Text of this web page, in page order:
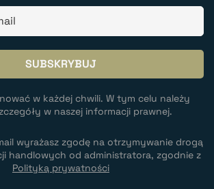
w każdej chwili. W tym celu należy
w naszej informacji prawnej.
wyrażasz zgodę na otrzymywanie drogą
handlowych od administratora, zgodnie z
Polityką prywatności